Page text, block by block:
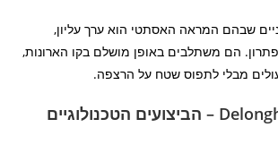
שבהם המראה האסתטי הוא ערך עליון,
הם משתלבים באופן מושלם בקו הארונות,
מבלי לתפוס שטח על הרצפה.
Delonghi DBIS87EDW – הביצועים הטכנולוגיים